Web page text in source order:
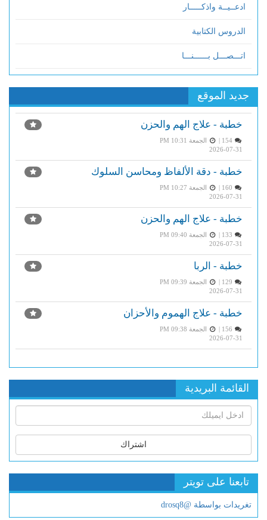
ادعــيــة واذكـــــار
الدروس الكتابية
اتـــصـــل بــــــنـــا
جديد الموقع
خطبة - علاج الهم والحزن
154 |
الجمعة PM 10:31
2026-07-31
خطبة - دقة الألفاظ ومحاسن السلوك
الجمعة PM 10:27
2026-07-31
خطبة - علاج الهم والحزن
الجمعة PM 09:40
2026-07-31
خطبة - الربا
الجمعة PM 09:39
2026-07-31
خطبة - علاج الهموم والأحزان
الجمعة PM 09:38
2026-07-31
القائمة البريدية
اشتراك
تابعنا على تويتر
تغريدات بواسطة @drosq8